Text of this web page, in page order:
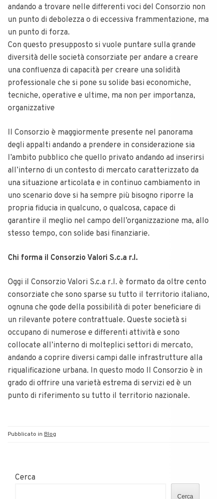
andando a trovare nelle differenti voci del Consorzio non
un punto di debolezza o di eccessiva frammentazione, ma
un punto di forza.
Con questo presupposto si vuole puntare sulla grande
diversità delle società consorziate per andare a creare
una confluenza di capacità per creare una solidità
professionale che si pone su solide basi economiche,
tecniche, operative e ultime, ma non per importanza,
organizzative
Il Consorzio è maggiormente presente nel panorama
degli appalti andando a prendere in considerazione sia
l’ambito pubblico che quello privato andando ad inserirsi
all’interno di un contesto di mercato caratterizzato da
una situazione articolata e in continuo cambiamento in
uno scenario dove si ha sempre più bisogno riporre la
propria fiducia in qualcuno, o qualcosa, capace di
garantire il meglio nel campo dell’organizzazione ma, allo
stesso tempo, con solide basi finanziarie.
Chi forma il Consorzio Valori S.c.a r.l.
Oggi il Consorzio Valori S.c.a r.l. è formato da oltre cento
consorziate che sono sparse su tutto il territorio italiano,
ognuna che gode della possibilità di poter beneficiare di
un rilevante potere contrattuale. Queste società si
occupano di numerose e differenti attività e sono
collocate all’interno di molteplici settori di mercato,
andando a coprire diversi campi dalle infrastrutture alla
riqualificazione urbana. In questo modo Il Consorzio è in
grado di offrire una varietà estrema di servizi ed è un
punto di riferimento su tutto il territorio nazionale.
Pubblicato in Blog
Cerca
Cerca